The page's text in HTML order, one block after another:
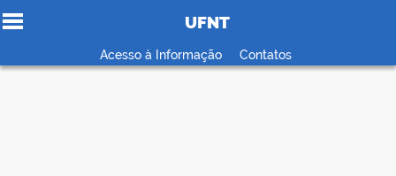
Ir para o conteúdo
UFNT
Acesso à Informação Contatos